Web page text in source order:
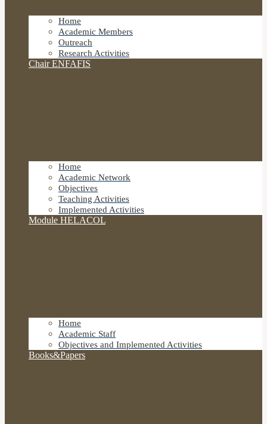
Home
Academic Members
Outreach
Research Activities
Chair ENFAFIS
Home
Academic Network
Objectives
Teaching Activities
Implemented Activities
Module HELACOL
Home
Academic Staff
Objectives and Implemented Activities
Books&Papers